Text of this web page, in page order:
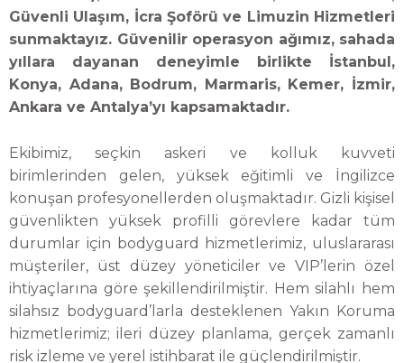
Güvenli Ulaşım, İcra Şoförü ve Limuzin Hizmetleri
sunmaktayız. Güvenilir operasyon ağımız, sahada
yıllara dayanan deneyimle birlikte İstanbul,
Konya, Adana, Bodrum, Marmaris, Kemer, İzmir,
Ankara ve Antalya’yı kapsamaktadır.
Ekibimiz, seçkin askeri ve kolluk kuvveti
birimlerinden gelen, yüksek eğitimli ve İngilizce
konuşan profesyonellerden oluşmaktadır. Gizli kişisel
güvenlikten yüksek profilli görevlere kadar tüm
durumlar için bodyguard hizmetlerimiz, uluslararası
müşteriler, üst düzey yöneticiler ve VIP’lerin özel
ihtiyaçlarına göre şekillendirilmiştir. Hem silahlı hem
silahsız bodyguard’larla desteklenen Yakın Koruma
hizmetlerimiz; ileri düzey planlama, gerçek zamanlı
risk izleme ve yerel istihbarat ile güçlendirilmiştir.